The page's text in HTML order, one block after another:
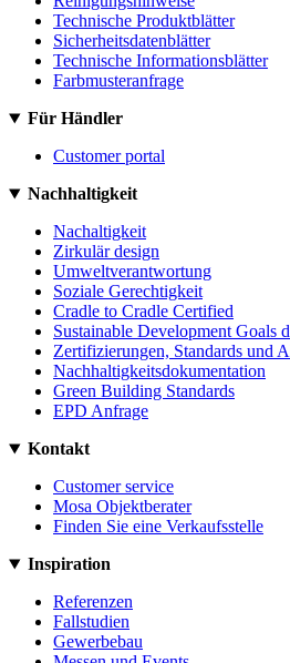
Technische Produktblätter
Sicherheitsdatenblätter
Technische Informationsblätter
Farbmusteranfrage
Für Händler
Customer portal
Nachhaltigkeit
Nachaltigkeit
Zirkulär design
Umweltverantwortung
Soziale Gerechtigkeit
Cradle to Cradle Certified
Sustainable Development Goals
Zertifizierungen, Standards und
Nachhaltigkeitsdokumentation
Green Building Standards
EPD Anfrage
Kontakt
Customer service
Mosa Objektberater
Finden Sie eine Verkaufsstelle
Inspiration
Referenzen
Fallstudien
Gewerbebau